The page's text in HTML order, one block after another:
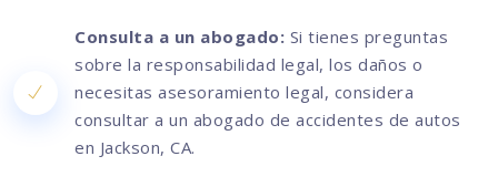
Consulta a un abogado: Si tienes preguntas
sobre la responsabilidad legal, los daños o
necesitas asesoramiento legal, considera
consultar a un abogado de accidentes de autos
en Jackson, CA.